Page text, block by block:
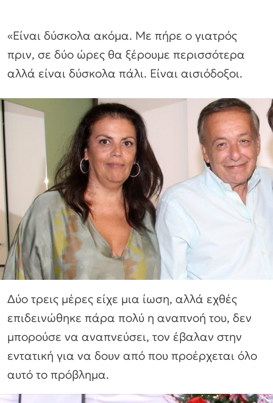
«Είναι δύσκολα ακόμα. Με πήρε ο γιατρός
πριν, σε δύο ώρες θα ξέρουμε περισσότερα
αλλά είναι δύσκολα πάλι. Είναι αισιόδοξοι.
Δύο τρεις μέρες είχε μια ίωση, αλλά εχθές
επιδεινώθηκε πάρα πολύ η αναπνοή του, δεν
μπορούσε να αναπνεύσει, τον έβαλαν στην
εντατική για να δουν από που προέρχεται όλο
αυτό το πρόβλημα.